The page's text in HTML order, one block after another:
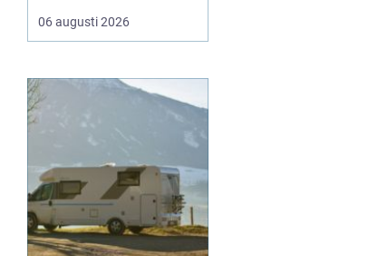
med att fler
verksamheter söker
lättskötta golvlösningar.
I moderna
produktionsmiljöer
behöver golvet vara mer
än bara en slityta. Golvet
ska tåla tung trafi...
06 augusti 2026